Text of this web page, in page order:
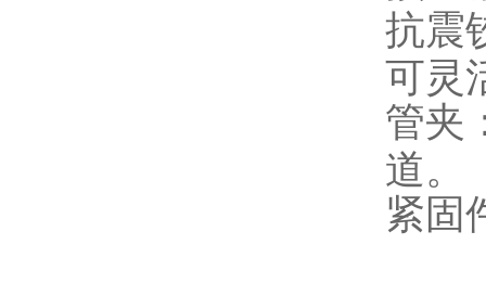
抗震
可灵
管夹
道。
紧固